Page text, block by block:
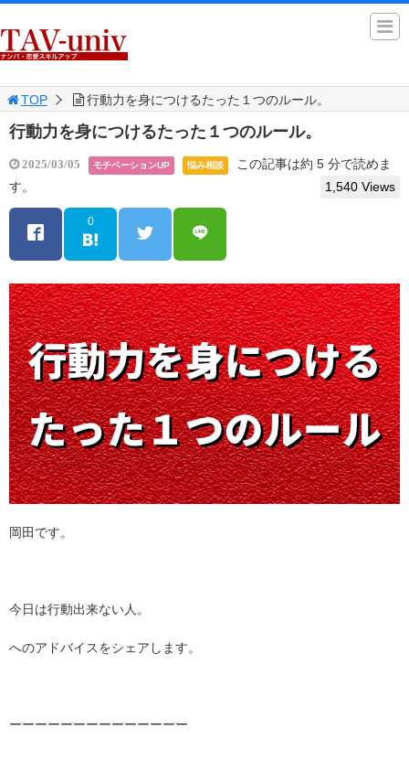
TOP 行動力を身につけるたった１つのルール。
行動力を身につけるたった１つのルール。
2025/03/05 モチベーションUP 悩み相談
この記事は約 5 分で読めま
す。
1,540 Views
0
岡田です。
今日は行動出来ない人。
へのアドバイスをシェアします。
ーーーーーーーーーーーーーー